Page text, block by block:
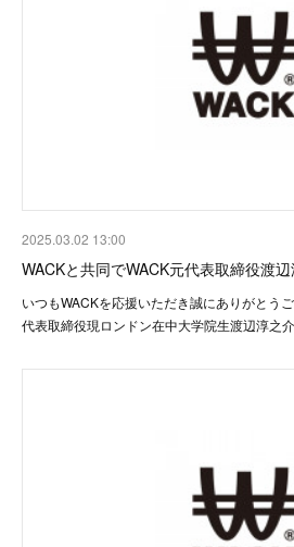
2025.03.02 13:00
WACKと共同でWACK元代表取締役渡
いつもWACKを応援いただき誠にありがとう
代表取締役現ロンドン在中大学院生渡辺淳之